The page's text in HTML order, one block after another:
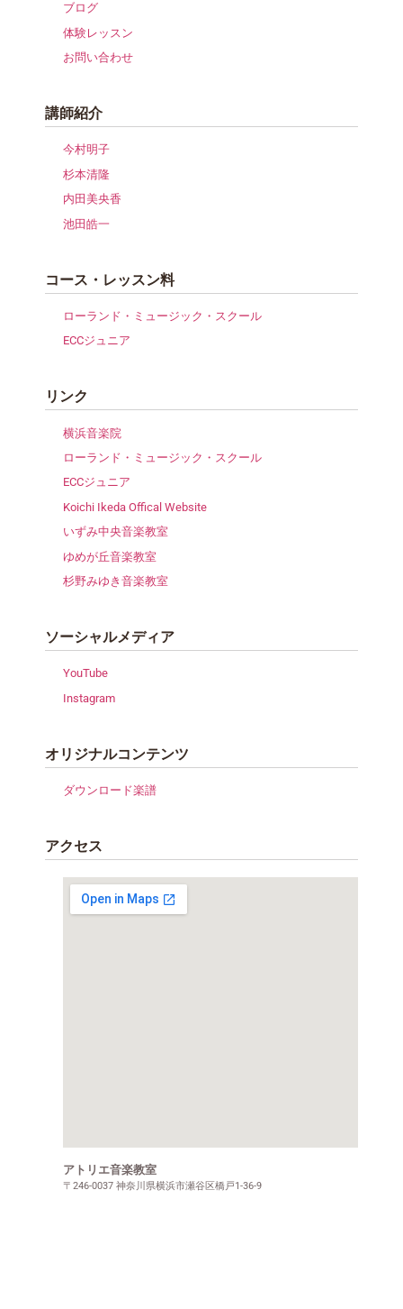
ブログ
体験レッスン
お問い合わせ
講師紹介
今村明子
杉本清隆
内田美央香
池田皓一
コース・レッスン料
ローランド・ミュージック・スクール
ECCジュニア
リンク
横浜音楽院
ローランド・ミュージック・スクール
ECCジュニア
Koichi Ikeda Offical Website
いずみ中央音楽教室
ゆめが丘音楽教室
杉野みゆき音楽教室
ソーシャルメディア
YouTube
Instagram
オリジナルコンテンツ
ダウンロード楽譜
アクセス
アトリエ音楽教室
〒246-0037 神奈川県横浜市瀬谷区橋戸1-36-9